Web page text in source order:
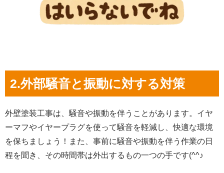
2.外部騒音と振動に対する対策
外壁塗装工事は、騒音や振動を伴うことがあります。イヤ
ーマフやイヤープラグを使って騒音を軽減し、快適な環境
を保ちましょう！また、事前に騒音や振動を伴う作業の日
程を聞き、その時間帯は外出するもの一つの手です(^^♪